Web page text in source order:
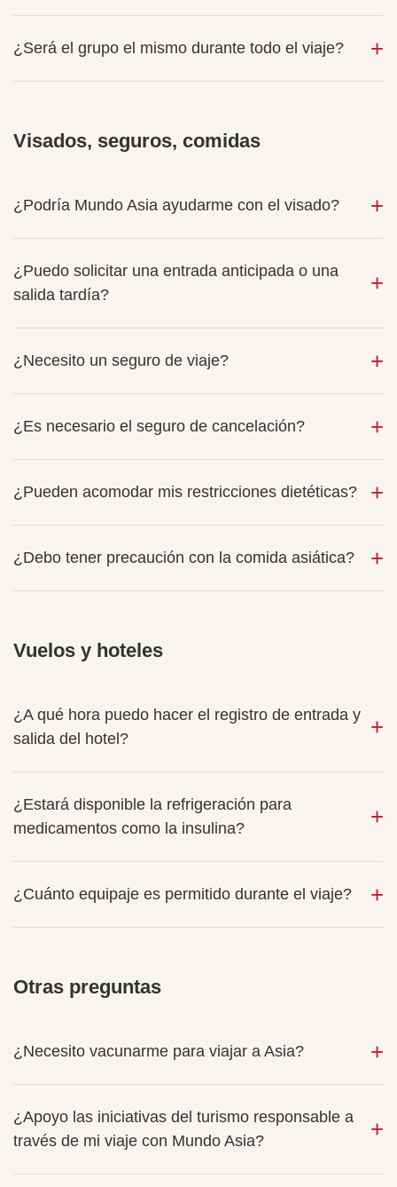
¿Será el grupo el mismo durante todo el viaje?
Visados, seguros, comidas
¿Podría Mundo Asia ayudarme con el visado?
¿Puedo solicitar una entrada anticipada o una
salida tardía?
¿Necesito un seguro de viaje?
¿Es necesario el seguro de cancelación?
¿Pueden acomodar mis restricciones dietéticas?
¿Debo tener precaución con la comida asiática?
Vuelos y hoteles
¿A qué hora puedo hacer el registro de entrada y
salida del hotel?
¿Estará disponible la refrigeración para
medicamentos como la insulina?
¿Cuánto equipaje es permitido durante el viaje?
Otras preguntas
¿Necesito vacunarme para viajar a Asia?
¿Apoyo las iniciativas del turismo responsable a
través de mi viaje con Mundo Asia?